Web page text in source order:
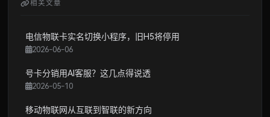
相关文章
电信物联卡实名切换小程序，旧H5将停用
2026-06-06
号卡分销用AI客服？这几点得说透
2026-05-10
移动物联网从互联到智联的新方向